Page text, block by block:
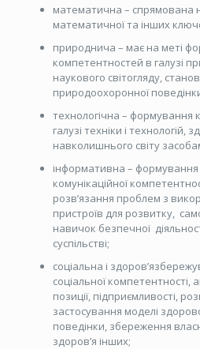
математична – спрямована
математичної та інших
природнича – має на меті
компетентностей в галузі
наукового світогляду,
природоохоронної
технологічна – формування
галузі техніки і технологій,
навколишнього світу
інформативна – формування
комунікаційної
розв’язання проблем з
пристроїв для розвитку,
навичок безпечної
суспільстві;
соціальна і
соціальної компетентності,
позиції, підприємливості,
застосування моделі
поведінки, збереження
здоров’я інших;